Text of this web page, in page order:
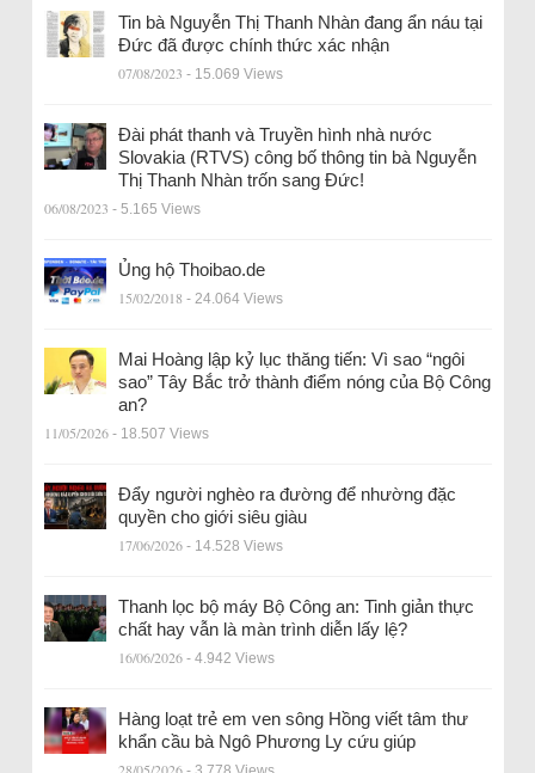
Tin bà Nguyễn Thị Thanh Nhàn đang ẩn náu tại
Đức đã được chính thức xác nhận
07/08/2023 - 15.069 Views
Đài phát thanh và Truyền hình nhà nước
Slovakia (RTVS) công bố thông tin bà Nguyễn
Thị Thanh Nhàn trốn sang Đức!
06/08/2023 - 5.165 Views
Ủng hộ Thoibao.de
15/02/2018 - 24.064 Views
Mai Hoàng lập kỷ lục thăng tiến: Vì sao “ngôi
sao” Tây Bắc trở thành điểm nóng của Bộ Công
an?
11/05/2026 - 18.507 Views
Đẩy người nghèo ra đường để nhường đặc
quyền cho giới siêu giàu
17/06/2026 - 14.528 Views
Thanh lọc bộ máy Bộ Công an: Tinh giản thực
chất hay vẫn là màn trình diễn lấy lệ?
16/06/2026 - 4.942 Views
Hàng loạt trẻ em ven sông Hồng viết tâm thư
khẩn cầu bà Ngô Phương Ly cứu giúp